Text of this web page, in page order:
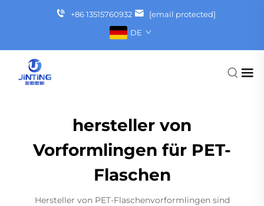
+86 13515760932
[email protected]
DE
hersteller von
Vorformlingen für PET-
Flaschen
Hersteller von PET-Flaschenvorformlingen sind